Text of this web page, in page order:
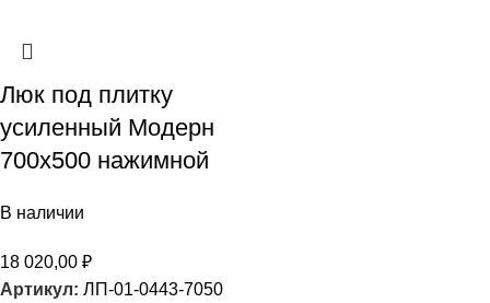
Люк под плитку
усиленный Модерн
700х500 нажимной
В наличии
18 020,00 ₽
Артикул: ЛП-01-0443-7050